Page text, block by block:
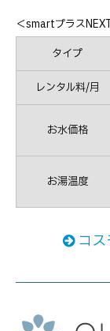
＜smartプラス
タイプ
レンタル料/月
お水価格
お湯温度
コス